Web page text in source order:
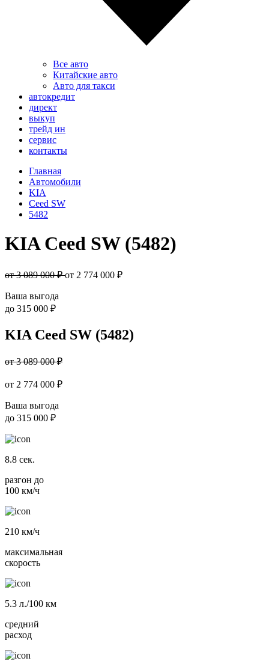
Все авто
Китайские авто
Авто для такси
автокредит
директ
выкуп
трейд ин
сервис
контакты
Главная
Автомобили
KIA
Ceed SW
5482
KIA Ceed SW (5482)
от 3 089 000 ₽от 2 774 000 ₽
Ваша выгода
до 315 000 ₽
KIA Ceed SW (5482)
от 3 089 000 ₽
от 2 774 000 ₽
Ваша выгода
до 315 000 ₽
8.8 сек.
разгон до
100 км/ч
210 км/ч
максимальная
скорость
5.3 л./100 км
средний
расход